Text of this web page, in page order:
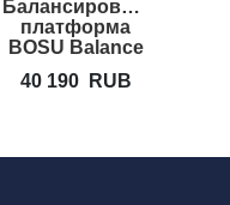
Балансировочная
платформа
BOSU Balance
40 190 RUB